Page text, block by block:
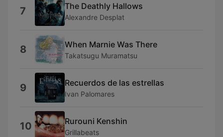
7 The Deathly Hallows
Alexandre Desplat
8 When Marnie Was There
Takatsugu Muramatsu
9 Recuerdos de las estrellas
Ivan Palomares
10 Rurouni Kenshin
Grillabeats